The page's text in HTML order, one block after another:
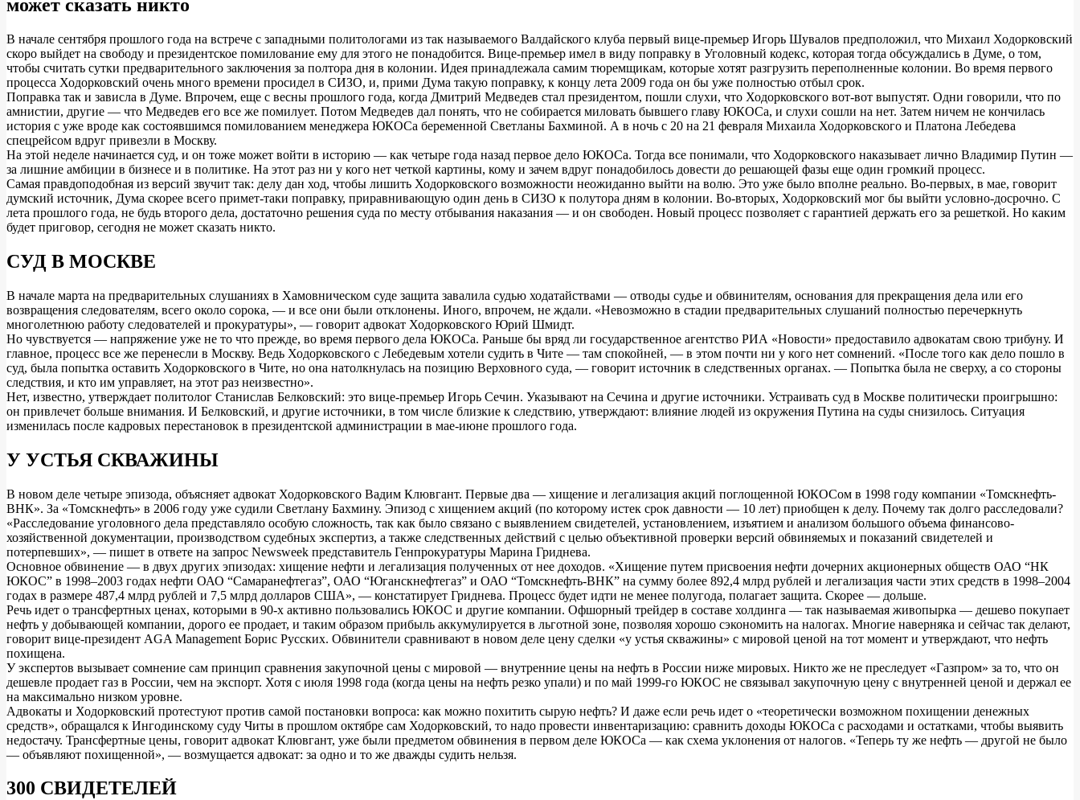
может сказать никто
В начале сентября прошлого года на встрече с западными политологами из так называемого Валдайского клуба первый вице-премьер Игорь Шувалов предположил, что Михаил Ходорковский
скоро выйдет на свободу и президентское помилование ему для этого не понадобится. Вице-премьер имел в виду поправку в Уголовный кодекс, которая тогда обсуждались в Думе, о том,
чтобы считать сутки предварительного заключения за полтора дня в колонии. Идея принадлежала самим тюремщикам, которые хотят разгрузить переполненные колонии. Во время первого
процесса Ходорковский очень много времени просидел в СИЗО, и, прими Дума такую поправку, к концу лета 2009 года он бы уже полностью отбыл срок.
Поправка так и зависла в Думе. Впрочем, еще с весны прошлого года, когда Дмитрий Медведев стал президентом, пошли слухи, что Ходорковского вот-вот выпустят. Одни говорили, что по
амнистии, другие — что Медведев его все же помилует. Потом Медведев дал понять, что не собирается миловать бывшего главу ЮКОСа, и слухи сошли на нет. Затем ничем не кончилась
история с уже вроде как состоявшимся помилованием менеджера ЮКОСа беременной Светланы Бахминой. А в ночь с 20 на 21 февраля Михаила Ходорковского и Платона Лебедева
спецрейсом вдруг привезли в Москву.
На этой неделе начинается суд, и он тоже может войти в историю — как четыре года назад первое дело ЮКОСа. Тогда все понимали, что Ходорковского наказывает лично Владимир Путин —
за лишние амбиции в бизнесе и в политике. На этот раз ни у кого нет четкой картины, кому и зачем вдруг понадобилось довести до решающей фазы еще один громкий процесс.
Самая правдоподобная из версий звучит так: делу дан ход, чтобы лишить Ходорковского возможности неожиданно выйти на волю. Это уже было вполне реально. Во-первых, в мае, говорит
думский источник, Дума скорее всего примет-таки поправку, приравнивающую один день в СИЗО к полутора дням в колонии. Во-вторых, Ходорковский мог бы выйти условно-досрочно. С
лета прошлого года, не будь второго дела, достаточно решения суда по месту отбывания наказания — и он свободен. Новый процесс позволяет с гарантией держать его за решеткой. Но каким
будет приговор, сегодня не может сказать никто.
СУД В МОСКВЕ
В начале марта на предварительных слушаниях в Хамовническом суде защита завалила судью ходатайствами — отводы судье и обвинителям, основания для прекращения дела или его
возвращения следователям, всего около сорока, — и все они были отклонены. Иного, впрочем, не ждали. «Невозможно в стадии предварительных слушаний полностью перечеркнуть
многолетнюю работу следователей и прокуратуры», — говорит адвокат Ходорковского Юрий Шмидт.
Но чувствуется — напряжение уже не то что прежде, во время первого дела ЮКОСа. Раньше бы вряд ли государственное агентство РИА «Новости» предоставило адвокатам свою трибуну. И
главное, процесс все же перенесли в Москву. Ведь Ходорковского с Лебедевым хотели судить в Чите — там спокойней, — в этом почти ни у кого нет сомнений. «После того как дело пошло в
суд, была попытка оставить Ходорковского в Чите, но она натолкнулась на позицию Верховного суда, — говорит источник в следственных органах. — Попытка была не сверху, а со стороны
следствия, и кто им управляет, на этот раз неизвестно».
Нет, известно, утверждает политолог Станислав Белковский: это вице-премьер Игорь Сечин. Указывают на Сечина и другие источники. Устраивать суд в Москве политически проигрышно:
он привлечет больше внимания. И Белковский, и другие источники, в том числе близкие к следствию, утверждают: влияние людей из окружения Путина на суды снизилось. Ситуация
изменилась после кадровых перестановок в президентской администрации в мае-июне прошлого года.
У УСТЬЯ СКВАЖИНЫ
В новом деле четыре эпизода, объясняет адвокат Ходорковского Вадим Клювгант. Первые два — хищение и легализация акций поглощенной ЮКОСом в 1998 году компании «Томскнефть-
ВНК». За «Томскнефть» в 2006 году уже судили Светлану Бахмину. Эпизод с хищением акций (по которому истек срок давности — 10 лет) приобщен к делу. Почему так долго расследовали?
«Расследование уголовного дела представляло особую сложность, так как было связано с выявлением свидетелей, установлением, изъятием и анализом большого объема финансово-
хозяйственной документации, производством судебных экспертиз, а также следственных действий с целью объективной проверки версий обвиняемых и показаний свидетелей и
потерпевших», — пишет в ответе на запрос Newsweek представитель Генпрокуратуры Марина Гриднева.
Основное обвинение — в двух других эпизодах: хищение нефти и легализация полученных от нее доходов. «Хищение путем присвоения нефти дочерних акционерных обществ ОАО “НК
ЮКОС” в 1998–2003 годах нефти ОАО “Самаранефтегаз”, ОАО “Юганскнефтегаз” и ОАО “Томскнефть-ВНК” на сумму более 892,4 млрд рублей и легализация части этих средств в 1998–2004
годах в размере 487,4 млрд рублей и 7,5 млрд долларов США», — констатирует Гриднева. Процесс будет идти не менее полугода, полагает защита. Скорее — дольше.
Речь идет о трансфертных ценах, которыми в 90-х активно пользовались ЮКОС и другие компании. Офшорный трейдер в составе холдинга — так называемая живопырка — дешево покупает
нефть у добывающей компании, дорого ее продает, и таким образом прибыль аккумулируется в льготной зоне, позволяя хорошо сэкономить на налогах. Многие наверняка и сейчас так делают,
говорит вице-президент AGA Management Борис Русских. Обвинители сравнивают в новом деле цену сделки «у устья скважины» с мировой ценой на тот момент и утверждают, что нефть
похищена.
У экспертов вызывает сомнение сам принцип сравнения закупочной цены с мировой — внутренние цены на нефть в России ниже мировых. Никто же не преследует «Газпром» за то, что он
дешевле продает газ в России, чем на экспорт. Хотя с июля 1998 года (когда цены на нефть резко упали) и по май 1999-го ЮКОС не связывал закупочную цену с внутренней ценой и держал ее
на максимально низком уровне.
Адвокаты и Ходорковский протестуют против самой постановки вопроса: как можно похитить сырую нефть? И даже если речь идет о «теоретически возможном похищении денежных
средств», обращался к Ингодинскому суду Читы в прошлом октябре сам Ходорковский, то надо провести инвентаризацию: сравнить доходы ЮКОСа с расходами и остатками, чтобы выявить
недостачу. Трансфертные цены, говорит адвокат Клювгант, уже были предметом обвинения в первом деле ЮКОСа — как схема уклонения от налогов. «Теперь ту же нефть — другой не было
— объявляют похищенной», — возмущается адвокат: за одно и то же дважды судить нельзя.
300 СВИДЕТЕЛЕЙ